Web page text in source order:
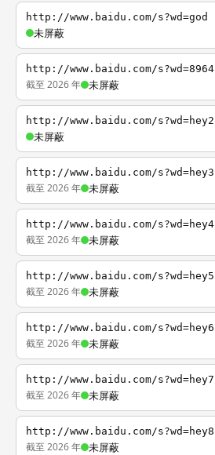
http://www.baidu.com/s?wd=god
未屏蔽
http://www.baidu.com/s?wd=8964
截至 2026 年 未屏蔽
http://www.baidu.com/s?wd=hey2
未屏蔽
http://www.baidu.com/s?wd=hey3
截至 2026 年 未屏蔽
http://www.baidu.com/s?wd=hey4
截至 2026 年 未屏蔽
http://www.baidu.com/s?wd=hey5
截至 2026 年 未屏蔽
http://www.baidu.com/s?wd=hey6
截至 2026 年 未屏蔽
http://www.baidu.com/s?wd=hey7
截至 2026 年 未屏蔽
http://www.baidu.com/s?wd=hey8
截至 2026 年 未屏蔽